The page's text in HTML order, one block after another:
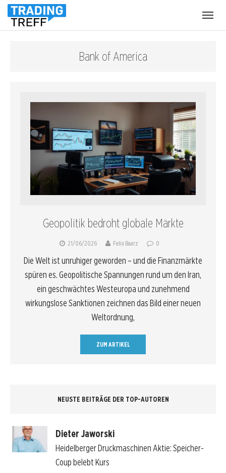
Bank of America
Geopolitik bedroht globale Märkte
21/06/2026 Felix Baarz 0
Die Welt ist unruhiger geworden – und die Finanzmärkte
spüren es. Geopolitische Spannungen rund um den Iran,
ein geschwächtes Westeuropa und zunehmend
wirkungslose Sanktionen zeichnen das Bild einer neuen
Weltordnung,
ZUM ARTIKEL
NEUSTE BEITRÄGE DER TOP-AUTOREN
Dieter Jaworski
Heidelberger Druckmaschinen Aktie: Speicher-
Coup belebt Kurs